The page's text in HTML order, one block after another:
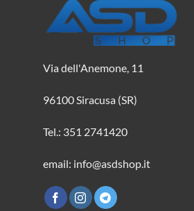
Via dell'Anemone, 11
96100 Siracusa (SR)
Tel.: 351 2741420
email: info@asdshop.it